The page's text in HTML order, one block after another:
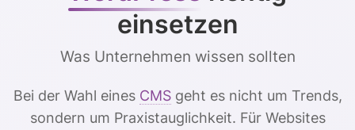
einsetzen
Was Unternehmen wissen sollten
Bei der Wahl eines CMSgeht es nicht um Trends,
sondern um Praxistauglichkeit. Für Websites